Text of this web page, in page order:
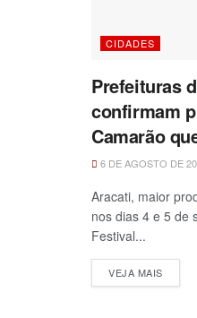
CIDADES
Prefeituras
confirmam
Camarão
6 DE AGOSTO DE
Aracati, maior
nos dias 4 e 5 de
Festival...
VEJA MAIS